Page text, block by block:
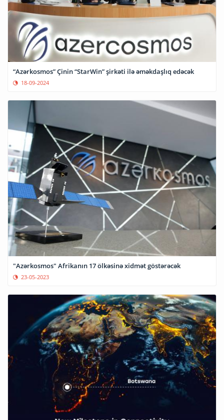
“Azərkosmos” Çinin “StarWin” şirkəti ilə əməkdaşlıq edəcək
18-09-2024
"Azərkosmos" Afrikanın 17 ölkəsinə xidmət göstərəcək
23-05-2023